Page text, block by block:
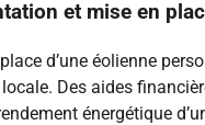
et mise en
d’une éolienne
locale. Des aides
énergétique